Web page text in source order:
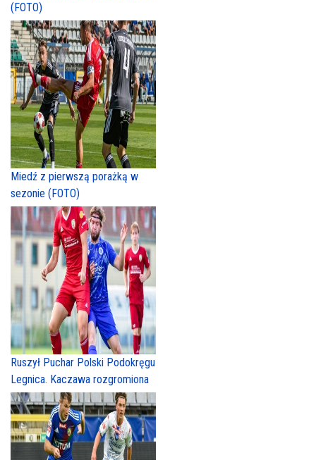
(FOTO)
Miedź z pierwszą porażką w
sezonie (FOTO)
Ruszył Puchar Polski Podokręgu
Legnica. Kaczawa rozgromiona